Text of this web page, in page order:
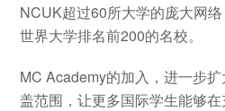
NCUK超过60所大学的庞大网
世界大学排名前200的名校。
MC Academy的加入，进一步
盖范围，让更多国际学生能够